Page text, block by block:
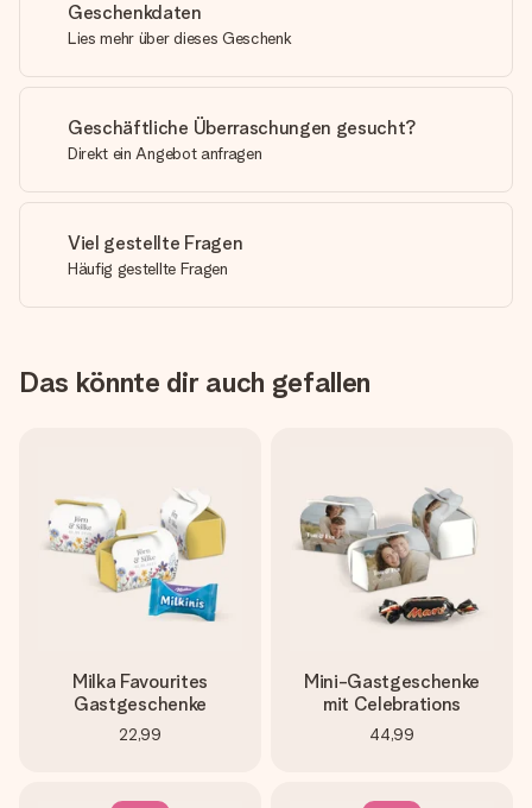
Geschenkdaten
Lies mehr über dieses Geschenk
Geschäftliche Überraschungen gesucht?
Direkt ein Angebot anfragen
Viel gestellte Fragen
Häufig gestellte Fragen
Das könnte dir auch gefallen
Milka Favourites
Gastgeschenke
22,99
Mini-Gastgeschenke
mit Celebrations
44,99